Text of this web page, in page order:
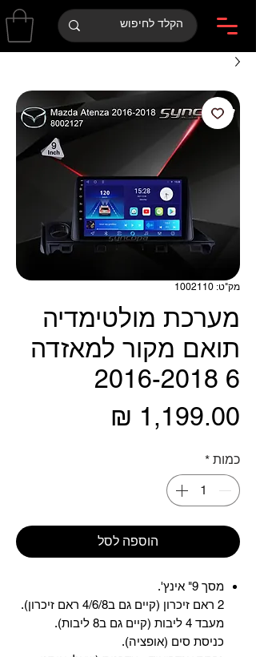
מק"ט: 1002110
מערכת מולטימדיה
תואם מקור למאזדה
6 2016-2018
כמות *
הוספה לסל
מסך 9" אינץ'.
2 ראם זיכרון (קיים גם ב4/6/8 ראם זיכרון).
מעבד 4 ליבות (קיים גם ב8 ליבות).
כניסת סים (אופציה).